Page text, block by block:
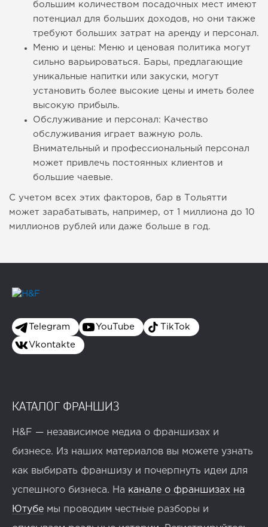
большим количеством посадочных мест имеют
потенциал для больших доходов, но они также
требуют больших затрат на аренду и персонал.
Меню и цены: Меню и ценовая политика могут
сильно варьироваться. Бары, предлагающие
уникальные напитки или закуски, могут
установить более высокие цены и иметь более
высокую прибыль.
Обслуживание и персонал: Качество
обслуживания играет важную роль.
Внимательный и профессиональный персонал
может привлечь постоянных клиентов и
большие чаевые.
С учетом всех этих факторов, бар в Тольятти
может зарабатывать, например, от 1 миллиона до 10
миллионов рублей или даже больше в год.
Telegram YouTube TikTok
Vkontakte
КАТАЛОГ ФРАНШИЗ
H&F — независимое медиа о франшизах и
бизнесе. Из наших материалов вы можете узнать
как выбирать франшизу и почерпнуть идеи для
успешного бизнеса. На канале о франшизах на
Ютубе мы проводим честные разборы и